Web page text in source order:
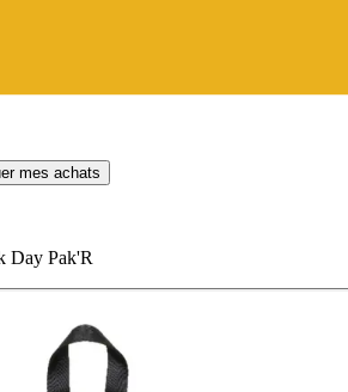
mes achats
Day Pak'R